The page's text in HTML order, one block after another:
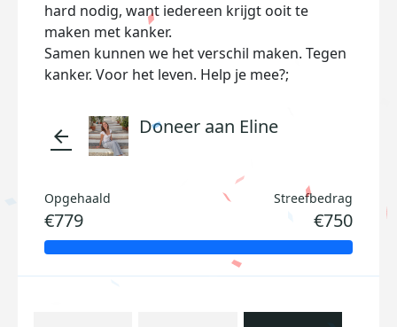
hard nodig, want iedereen krijgt ooit te
maken met kanker.
Samen kunnen we het verschil maken. Tegen
kanker. Voor het leven. Help je mee?;
arrow_back Doneer aan Eline
Opgehaald
€779
Streefbedrag
€750